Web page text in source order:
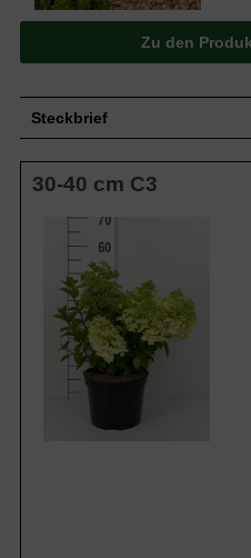
Zu den
Steckbrief
Wuchs
kompakt, gut
Wuchshöhe
Blatt
Ende
Frucht
Keine
Blüte
Weiß, lange
hellrosa, in
Blütezeit
Rinde
30-40 cm C3